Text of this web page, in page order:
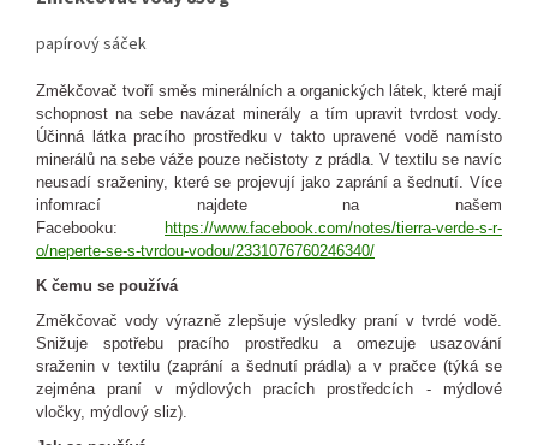
papírový sáček
Změkčovač tvoří směs minerálních a organických látek, které mají
schopnost na sebe navázat minerály a tím upravit tvrdost vody.
Účinná látka pracího prostředku v takto upravené vodě namísto
minerálů na sebe váže pouze nečistoty z prádla. V textilu se navíc
neusadí sraženiny, které se projevují jako zaprání a šednutí. Více
infomrací najdete na našem
Facebooku:
https://www.facebook.com/notes/tierra-verde-s-r-
o/neperte-se-s-tvrdou-vodou/2331076760246340/
K čemu se používá
Změkčovač vody výrazně zlepšuje výsledky praní v tvrdé vodě.
Snižuje spotřebu pracího prostředku a omezuje usazování
sraženin v textilu (zaprání a šednutí prádla) a v pračce (týká se
zejména praní v mýdlových pracích prostředcích - mýdlové
vločky, mýdlový sliz).